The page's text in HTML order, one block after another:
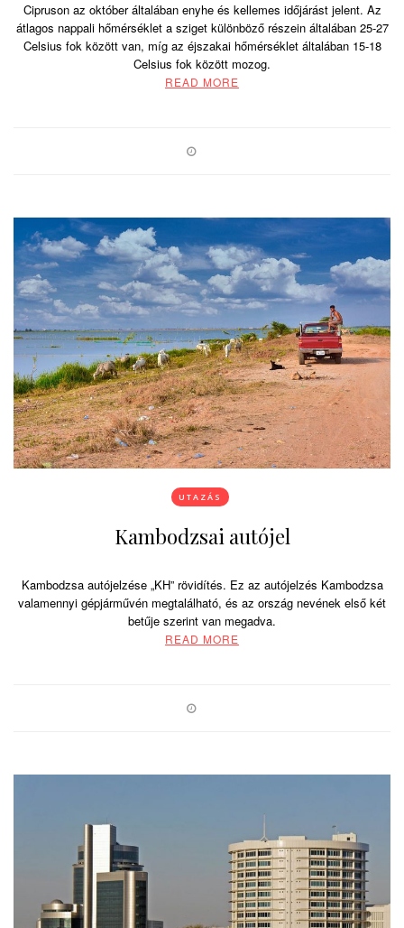
Cipruson az október általában enyhe és kellemes időjárást jelent. Az
átlagos nappali hőmérséklet a sziget különböző részein általában 25-27
Celsius fok között van, míg az éjszakai hőmérséklet általában 15-18
Celsius fok között mozog.
READ MORE
UTAZÁS
Kambodzsai autójel
Kambodzsa autójelzése „KH” rövidítés. Ez az autójelzés Kambodzsa
valamennyi gépjárművén megtalálható, és az ország nevének első két
betűje szerint van megadva.
READ MORE